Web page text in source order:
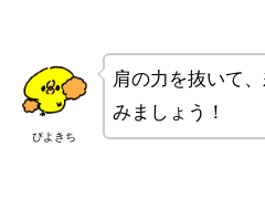
ぴよきち
肩の力を抜いて
みましょう！